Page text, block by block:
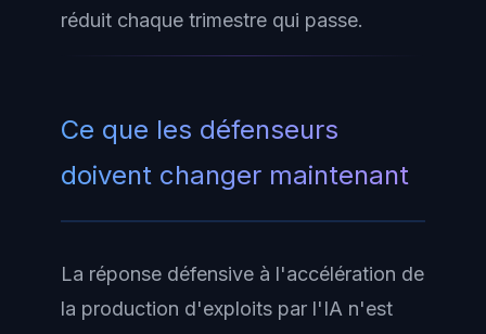
réduit chaque trimestre qui passe.
Ce que les défenseurs
doivent changer maintenant
La réponse défensive à l'accélération de
la production d'exploits par l'IA n'est